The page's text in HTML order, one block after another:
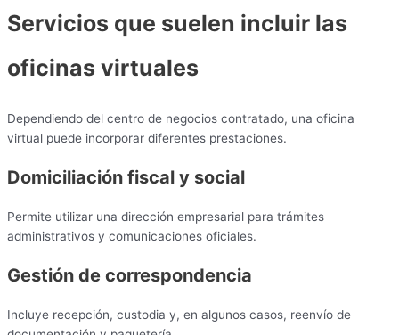
Servicios que suelen incluir las
oficinas virtuales
Dependiendo del centro de negocios contratado, una oficina
virtual puede incorporar diferentes prestaciones.
Domiciliación fiscal y social
Permite utilizar una dirección empresarial para trámites
administrativos y comunicaciones oficiales.
Gestión de correspondencia
Incluye recepción, custodia y, en algunos casos, reenvío de